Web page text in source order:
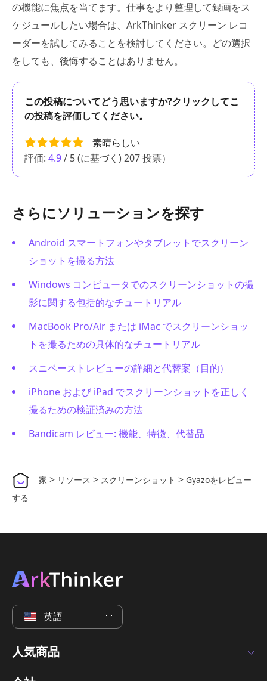
の機能に焦点を当てます。仕事をより整理して録画をス
ケジュールしたい場合は、ArkThinker スクリーン レコ
ーダーを試してみることを検討してください。どの選択
をしても、後悔することはありません。
この投稿についてどう思いますか?クリックしてこ
の投稿を評価してください。
素晴らしい
評価: 4.9/ 5 (に基づく)207投票）
さらにソリューションを探す
Android スマートフォンやタブレットでスクリーン
ショットを撮る方法
Windows コンピュータでのスクリーンショットの撮
影に関する包括的なチュートリアル
MacBook Pro/Air または iMac でスクリーンショッ
トを撮るための具体的なチュートリアル
スニペーストレビューの詳細と代替案（目的）
iPhone および iPad でスクリーンショットを正しく
撮るための検証済みの方法
Bandicam レビュー: 機能、特徴、代替品
家 > リソース > スクリーンショット > Gyazoをレビュー
する
英語
人気商品